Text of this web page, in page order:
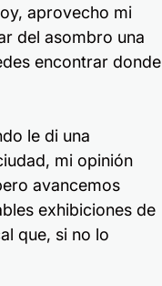
aprovecho mi
del asombro una
encontrar donde
le di una
mi opinión
avancemos
exhibiciones de
que, si no lo